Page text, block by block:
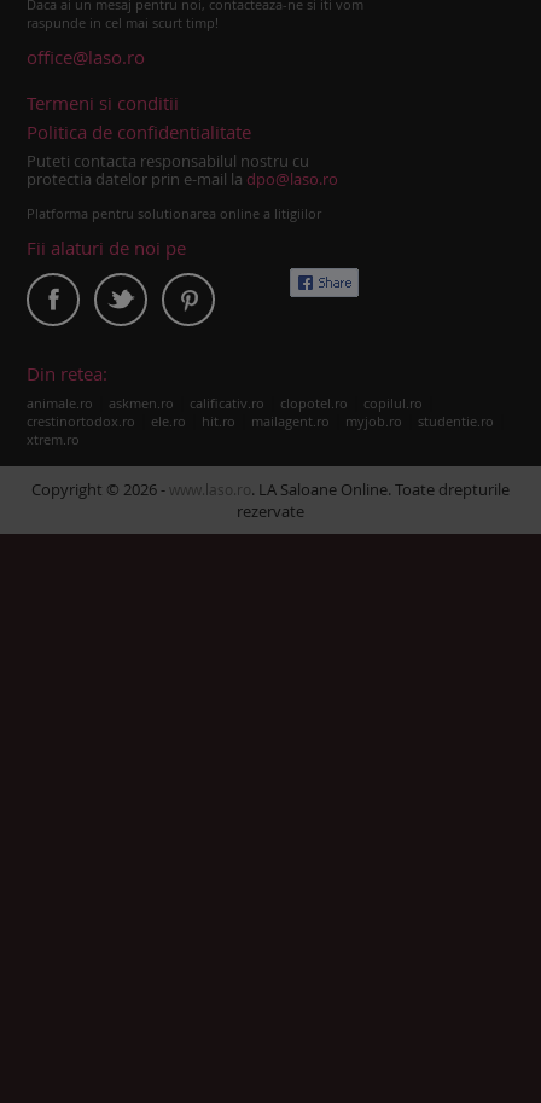
Daca ai un mesaj pentru noi, contacteaza-ne si iti vom
raspunde in cel mai scurt timp!
office@laso.ro
Termeni si conditii
Politica de confidentialitate
Puteti contacta responsabilul nostru cu
protectia datelor prin e-mail la dpo@laso.ro
Platforma pentru solutionarea online a litigiilor
Fii alaturi de noi pe
Din retea:
animale.ro askmen.ro calificativ.ro clopotel.ro copilul.ro
crestinortodox.ro ele.ro hit.ro mailagent.ro myjob.ro studentie.ro
xtrem.ro
Copyright © 2026 - www.laso.ro. LA Saloane Online. Toate drepturile
rezervate